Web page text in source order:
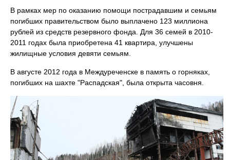
В рамках мер по оказанию помощи пострадавшим и семьям
погибших правительством было выплачено 123 миллиона
рублей из средств резервного фонда. Для 36 семей в 2010-
2011 годах была приобретена 41 квартира, улучшены
жилищные условия девяти семьям.
В августе 2012 года в Междуреченске в память о горняках,
погибших на шахте "Распадская", была открыта часовня.